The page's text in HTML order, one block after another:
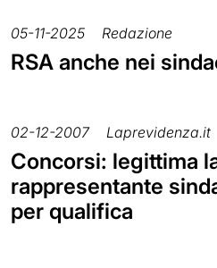
05-11-2025 Redazione
RSA anche nei
02-12-2007 Laprevidenza.it
Concorsi: legittima
rappresentante
per qualifica